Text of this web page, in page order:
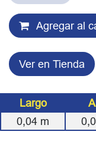
Agregar al
Ver en Tienda
Largo
0,04 m